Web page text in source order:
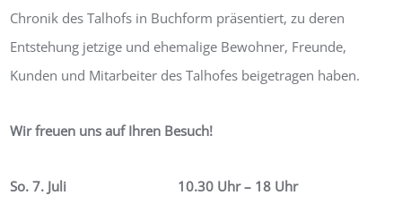
Chronik des Talhofs in Buchform präsentiert, zu deren
Entstehung jetzige und ehemalige Bewohner, Freunde,
Kunden und Mitarbeiter des Talhofes beigetragen haben.
Wir freuen uns auf Ihren Besuch!
So. 7. Juli 10.30 Uhr – 18 Uhr